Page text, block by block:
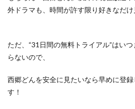
外ドラマも、 時間が許す限り好きなだけ
ただ、 “31日間の無料トライアル”はい
らないので、
西郷どんを安全に見たいなら早めに登
す！